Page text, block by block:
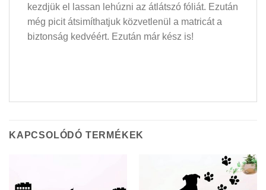
kezdjük el lassan lehúzni az átlátszó fóliát. Ezután
még picit átsimíthatjuk közvetlenül a matricát a
biztonság kedvéért. Ezután már kész is!
KAPCSOLÓDÓ TERMÉKEK